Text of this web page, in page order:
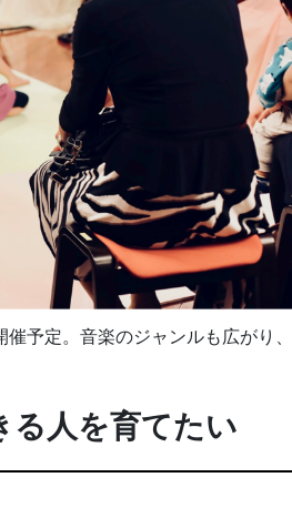
予定。音楽のジャンルも広がり、
る人を育てたい